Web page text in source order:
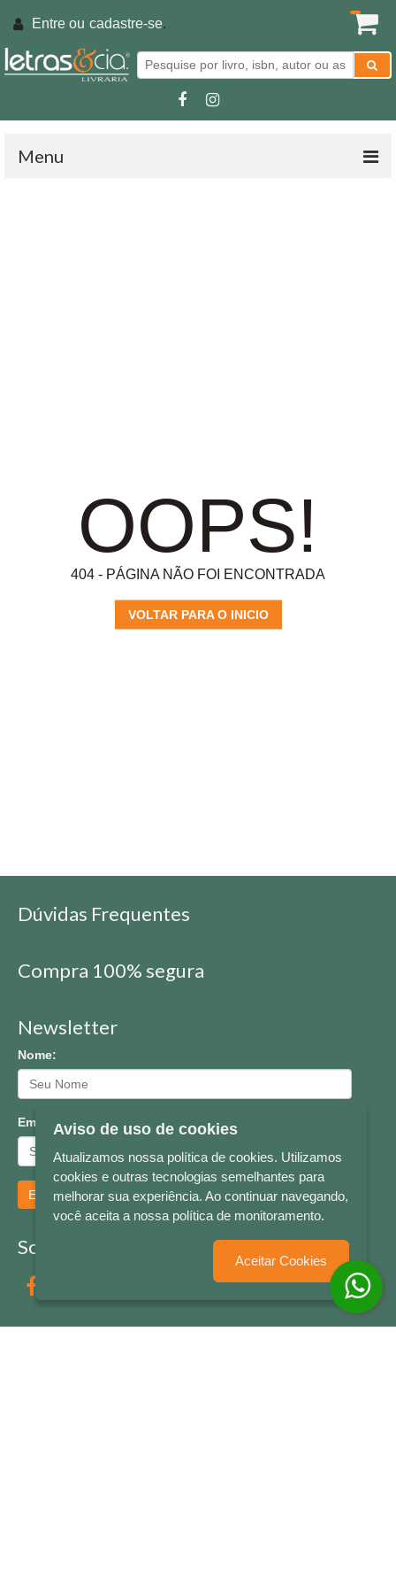
Entre ou cadastre-se.
Menu
OOPS!
404 - PÁGINA NÃO FOI ENCONTRADA
VOLTAR PARA O INICIO
Dúvidas Frequentes
Compra 100% segura
Newsletter
Nome:
Email:
Enviar
Socialize conosco
Aviso de uso de cookies
Atualizamos nossa política de cookies. Utilizamos
cookies e outras tecnologias semelhantes para
melhorar sua experiência. Ao continuar navegando,
você aceita a nossa política de monitoramento.
Aceitar Cookies